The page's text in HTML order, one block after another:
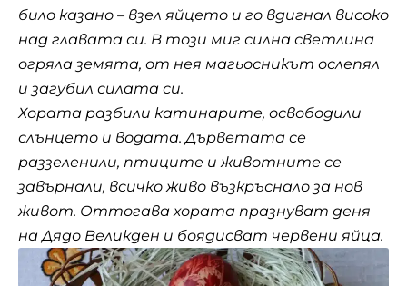
било казано – взел яйцето и го вдигнал високо
над главата си. В този миг силна светлина
огряла земята, от нея магьосникът ослепял
и загубил силата си.
Хората разбили катинарите, освободили
слънцето и водата. Дърветата се
раззеленили, птиците и животните се
завърнали, всичко живо възкръснало за нов
живот. Оттогава хората празнуват деня
на Дядо Великден и боядисват червени яйца.